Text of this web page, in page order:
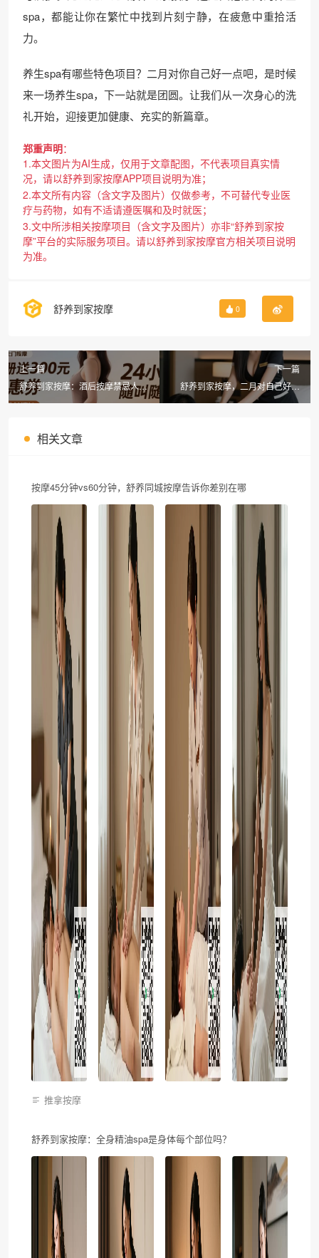
spa，都能让你在繁忙中找到片刻宁静，在疲惫中重拾活
力。
养生spa有哪些特色项目？二月对你自己好一点吧，是时候
来一场养生spa，下一站就是团圆。让我们从一次身心的洗
礼开始，迎接更加健康、充实的新篇章。
郑重声明：
1.本文图片为AI生成，仅用于文章配图，不代表项目真实情
况，请以舒养到家按摩APP项目说明为准；
2.本文所有内容（含文字及图片）仅做参考，不可替代专业医
疗与药物，如有不适请遵医嘱和及时就医；
3.文中所涉相关按摩项目（含文字及图片）亦非“舒养到家按
摩”平台的实际服务项目。请以舒养到家按摩官方相关项目说明
为准。
舒养到家按摩 0
上一篇
舒养到家按摩：酒后按摩禁忌人群
与同城按摩的注意事项
下一篇
舒养到家按摩，二月对自己好一
点，男士养生spa是荤的还是素的
相关文章
按摩45分钟vs60分钟，舒养同城按摩告诉你差别在哪
推拿按摩
舒养到家按摩：全身精油spa是身体每个部位吗？